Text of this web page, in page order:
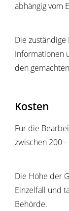
abhängig vom
Die
Informationen
den
Kosten
Für die
zwischen 200 -
Die Höhe der
Einzelfall und
Behörde.